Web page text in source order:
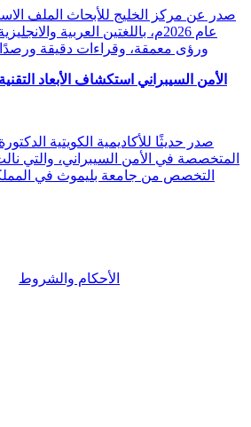
صدر عن مركز الخليج للأبحاث الملف
عام 2026م، باللغتين العربية
ورؤى معمقة، وقراءات دقيقة ورصدًا
الأمن السيبراني استكشاف الأبعاد
المتخصصة في الأمن السيبراني، والتي
التخصص من جامعة بليموث في
الأحكام والشروط